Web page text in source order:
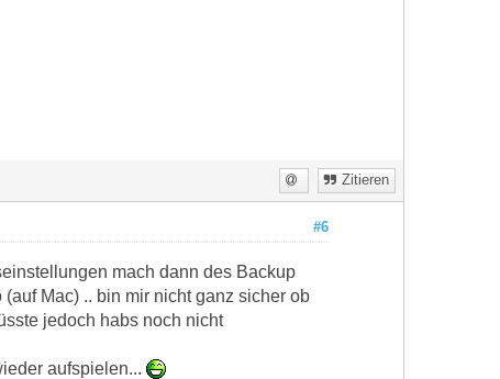
Zitieren
#6
mach dann des Backup
Mac) .. bin mir nicht ganz sicher ob
jedoch habs noch nicht
aufspielen...